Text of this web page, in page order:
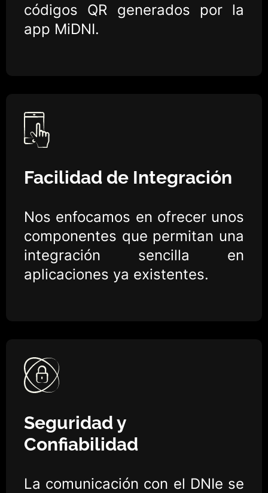
códigos QR generados por la
app MiDNI.
Facilidad de Integración
Nos enfocamos en ofrecer unos
componentes que permitan una
integración sencilla en
aplicaciones ya existentes.
Seguridad y
Confiabilidad
La comunicación con el DNIe se